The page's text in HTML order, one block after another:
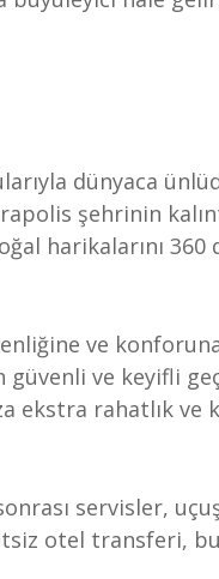
dünyaca
şehrinin
harikalarını
ve
ve keyifli
ekstra rahatlık ve
servisler,
otel transferi,